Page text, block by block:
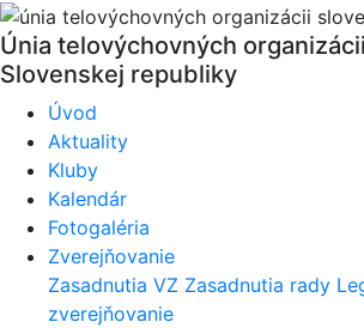
Únia telovýchovných
Slovenskej republiky
Úvod
Aktuality
Kluby
Kalendár
Fotogaléria
Zverejňovanie
Zasadnutia VZ Zasadnutia rady
zverejňovanie